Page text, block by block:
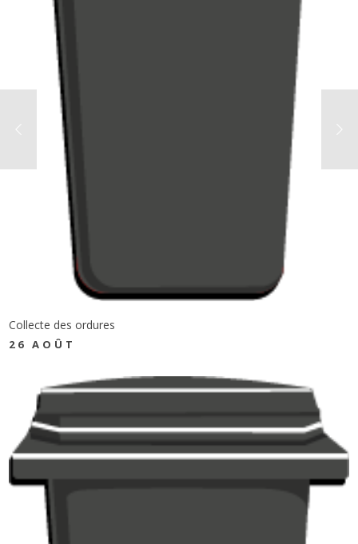
Collecte des ordures
26 AOÛT